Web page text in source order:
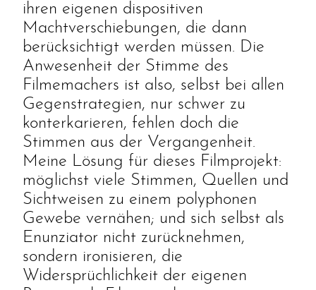
ihren eigenen dispositiven
Machtverschiebungen, die dann
berücksichtigt werden müssen. Die
Anwesenheit der Stimme des
Filmemachers ist also, selbst bei allen
Gegenstrategien, nur schwer zu
konterkarieren, fehlen doch die
Stimmen aus der Vergangenheit.
Meine Lösung für dieses Filmprojekt:
möglichst viele Stimmen, Quellen und
Sichtweisen zu einem polyphonen
Gewebe vernähen; und sich selbst als
Enunziator nicht zurücknehmen,
sondern ironisieren, die
Widersprüchlichkeit der eigenen